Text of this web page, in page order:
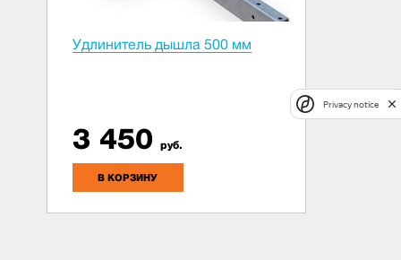
Удлинитель дышла 500 мм
3 450 руб.
В КОРЗИНУ
Privacy notice